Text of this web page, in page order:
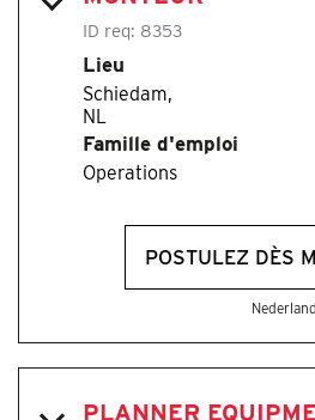
ID req: 8353
Lieu
Schiedam,
Famille d'emploi
Operations
POSTULEZ DÈS
PLANNER